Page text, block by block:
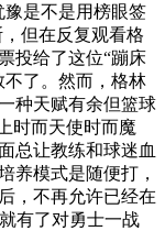
豫是不是用榜眼签
但在反复观看格
投给了这位“蹦床
不了。然而，格林
种天赋有余但篮球
时而天使时而魔
总让教练和球迷血
养模式是随便打，
，不再允许已经在
有了对勇士一战